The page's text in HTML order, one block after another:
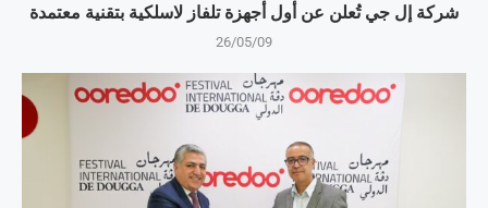
شركة إل جي تُعلن عن أول أجهزة تلفاز لاسلكية بتقنية معتمدة
26/05/09